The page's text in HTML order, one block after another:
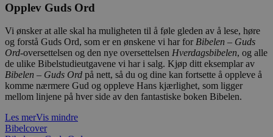
Opplev Guds Ord
Vi ønsker at alle skal ha muligheten til å føle gleden av å lese, høre
og forstå Guds Ord, som er en ønskene vi har for Bibelen – Guds
Ord-oversettelsen og den nye oversettelsen Hverdagsbibelen, og alle
de ulike Bibelstudieutgavene vi har i salg. Kjøp ditt eksemplar av
Bibelen – Guds Ord på nett, så du og dine kan fortsette å oppleve å
komme nærmere Gud og oppleve Hans kjærlighet, som ligger
mellom linjene på hver side av den fantastiske boken Bibelen.
Les merVis mindre
Bibelcover